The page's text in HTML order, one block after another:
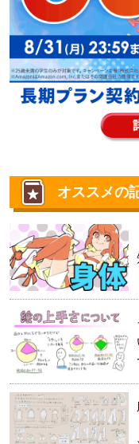
オススメの